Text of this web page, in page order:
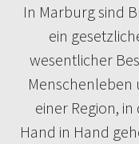
In Marburg sind
ein
wesentlicher
einer Region,
Hand in Hand